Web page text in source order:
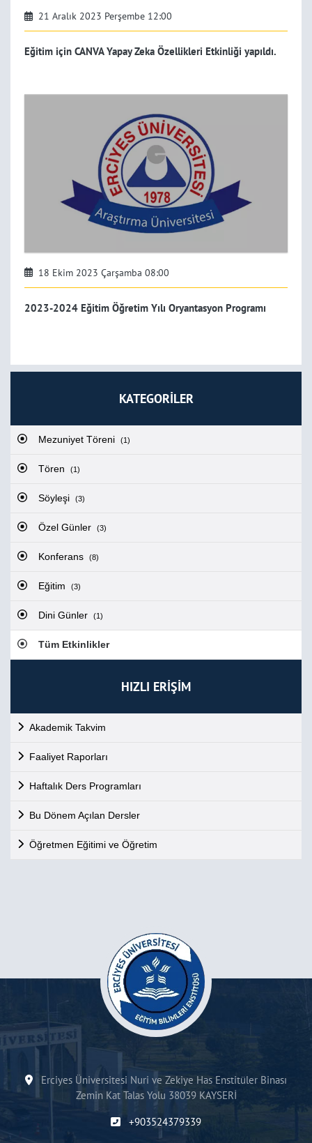
KATEGORİLER
Mezuniyet Töreni (1)
Tören (1)
Söyleşi (3)
Özel Günler (3)
Konferans (8)
Eğitim (3)
Dini Günler (1)
Tüm Etkinlikler
HIZLI ERİŞİM
Akademik Takvim
Faaliyet Raporları
Haftalık Ders Programları
Bu Dönem Açılan Dersler
Öğretmen Eğitimi ve Öğretim
21 Aralık 2023 Perşembe 12:00
Eğitim için CANVA Yapay Zeka Özellikleri Etkinliği yapıldı.
18 Ekim 2023 Çarşamba 08:00
2023-2024 Eğitim Öğretim Yılı Oryantasyon Programı
Erciyes Üniversitesi Nuri ve Zekiye Has Enstitüler Binası
Zemin Kat Talas Yolu 38039 KAYSERİ
+903524379339